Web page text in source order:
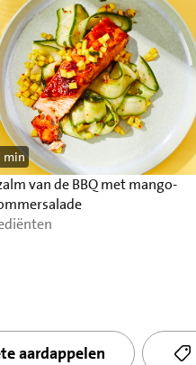
van de BBQ met mango-
min
aardappelen